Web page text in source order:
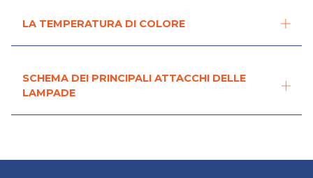
LA TEMPERATURA DI COLORE
SCHEMA DEI PRINCIPALI ATTACCHI DELLE
LAMPADE